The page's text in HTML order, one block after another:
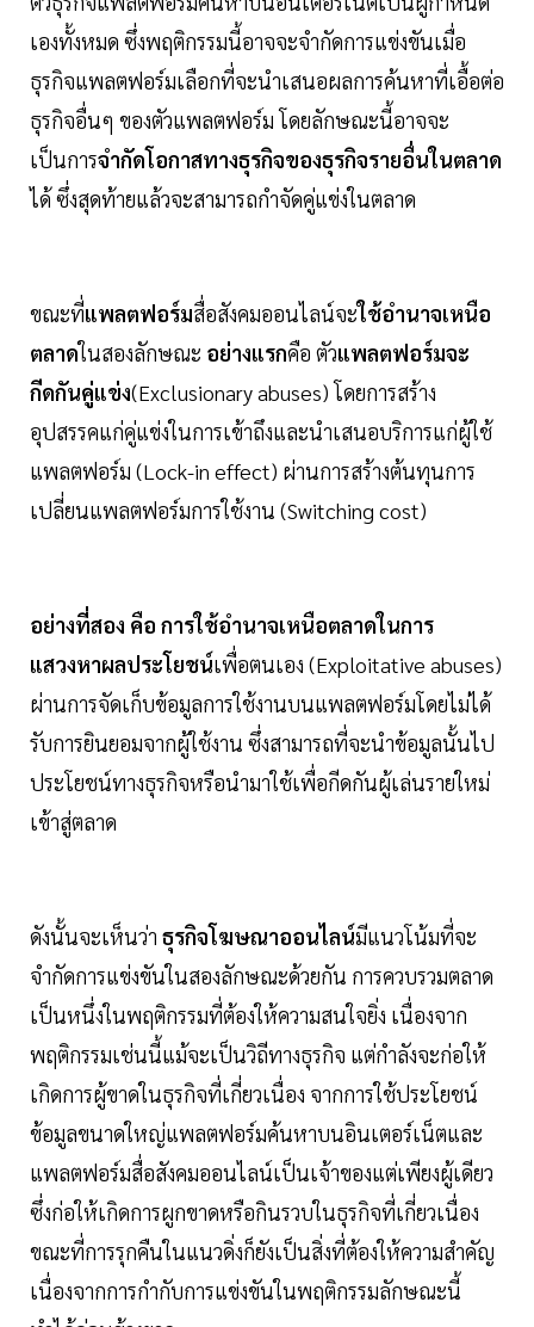
เองทั้งหมด ซึ่งพฤติกรรมนี้อาจจะจำกัดการแข่งขันเมื่อ
ธุรกิจแพลตฟอร์มเลือกที่จะนำเสนอผลการค้นหาที่เอื้อต่อ
ธุรกิจอื่นๆ ของตัวแพลตฟอร์ม โดยลักษณะนี้อาจจะ
เป็นการจำกัดโอกาสทางธุรกิจของธุรกิจรายอื่นในตลาด
ได้ ซึ่งสุดท้ายแล้วจะสามารถกำจัดคู่แข่งในตลาด
ขณะที่แพลตฟอร์มสื่อสังคมออนไลน์จะใช้อำนาจเหนือ
ตลาดในสองลักษณะ อย่างแรกคือ ตัวแพลตฟอร์มจะ
กีดกันคู่แข่ง(Exclusionary abuses) โดยการสร้าง
อุปสรรคแก่คู่แข่งในการเข้าถึงและนำเสนอบริการแก่ผู้ใช้
แพลตฟอร์ม (Lock-in effect) ผ่านการสร้างต้นทุนการ
เปลี่ยนแพลตฟอร์มการใช้งาน (Switching cost)
อย่างที่สอง คือ การใช้อำนาจเหนือตลาดในการ
แสวงหาผลประโยชน์เพื่อตนเอง (Exploitative abuses)
ผ่านการจัดเก็บข้อมูลการใช้งานบนแพลตฟอร์มโดยไม่ได้
รับการยินยอมจากผู้ใช้งาน ซึ่งสามารถที่จะนำข้อมูลนั้นไป
ประโยชน์ทางธุรกิจหรือนำมาใช้เพื่อกีดกันผู้เล่นรายใหม่
เข้าสู่ตลาด
ดังนั้นจะเห็นว่า ธุรกิจโฆษณาออนไลน์มีแนวโน้มที่จะ
จำกัดการแข่งขันในสองลักษณะด้วยกัน การควบรวมตลาด
เป็นหนึ่งในพฤติกรรมที่ต้องให้ความสนใจยิ่ง เนื่องจาก
พฤติกรรมเช่นนี้แม้จะเป็นวิถีทางธุรกิจ แต่กำลังจะก่อให้
เกิดการผู้ขาดในธุรกิจที่เกี่ยวเนื่อง จากการใช้ประโยชน์
ข้อมูลขนาดใหญ่แพลตฟอร์มค้นหาบนอินเตอร์เน็ตและ
แพลตฟอร์มสื่อสังคมออนไลน์เป็นเจ้าของแต่เพียงผู้เดียว
ซึ่งก่อให้เกิดการผูกขาดหรือกินรวบในธุรกิจที่เกี่ยวเนื่อง
ขณะที่การรุกคืนในแนวดิ่งก็ยังเป็นสิ่งที่ต้องให้ความสำคัญ
เนื่องจากการกำกับการแข่งขันในพฤติกรรมลักษณะนี้